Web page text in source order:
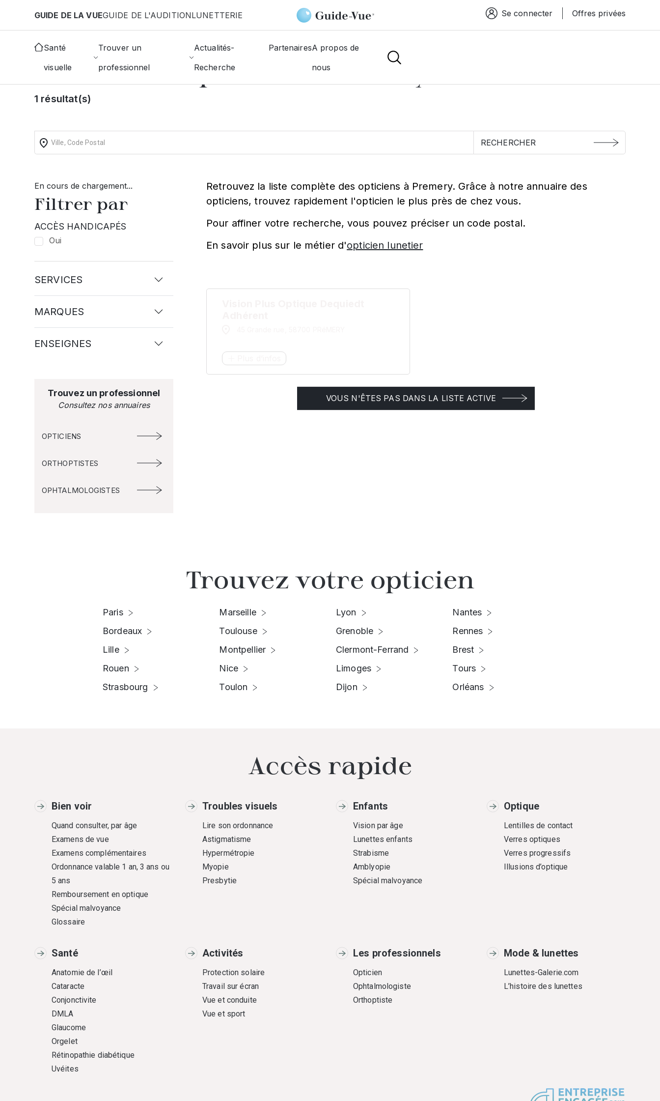
GUIDE DE LA VUEGUIDE DE L'AUDITIONLUNETTERIE Espace connexion
Se connecter Offres privées
Santé
visuelle
Trouver un
professionnel
Actualités-
Recherche
PartenairesA propos de
nous
Accueil Choisir mon opticien Premery
Trouvez un opticien àPremery
1 résultat(s)
En cours de chargement...
Filtrer par
ACCÈS HANDICAPÉS
Oui
SERVICES
MARQUES
ENSEIGNES
Trouvez un professionnel
Consultez nos annuaires
OPTICIENS
ORTHOPTISTES
OPHTALMOLOGISTES
Retrouvez la liste complète des opticiens à Premery. Grâce à notre annuaire des
opticiens, trouvez rapidement l'opticien le plus près de chez vous.
Pour affiner votre recherche, vous pouvez préciser un code postal.
En savoir plus sur le métier d'opticien lunetier
VOUS N'ÊTES PAS DANS LA LISTE ACTIVE
Trouvez votre opticien
Paris
Bordeaux
Lille
Rouen
Strasbourg
Marseille
Toulouse
Montpellier
Nice
Toulon
Lyon
Grenoble
Clermont-Ferrand
Limoges
Dijon
Nantes
Rennes
Brest
Tours
Orléans
Accès rapide
Bien voir
Quand consulter, par âge
Examens de vue
Examens complémentaires
Ordonnance valable 1 an, 3 ans ou
5 ans
Remboursement en optique
Spécial malvoyance
Glossaire
Troubles visuels
Lire son ordonnance
Astigmatisme
Hypermétropie
Myopie
Presbytie
Enfants
Vision par âge
Lunettes enfants
Strabisme
Amblyopie
Spécial malvoyance
Optique
Lentilles de contact
Verres optiques
Verres progressifs
Illusions d’optique
Santé
Anatomie de l’œil
Cataracte
Conjonctivite
DMLA
Glaucome
Orgelet
Rétinopathie diabétique
Uvéites
Activités
Protection solaire
Travail sur écran
Vue et conduite
Vue et sport
Les professionnels
Opticien
Ophtalmologiste
Orthoptiste
Mode & lunettes
Lunettes-Galerie.com
L’histoire des lunettes